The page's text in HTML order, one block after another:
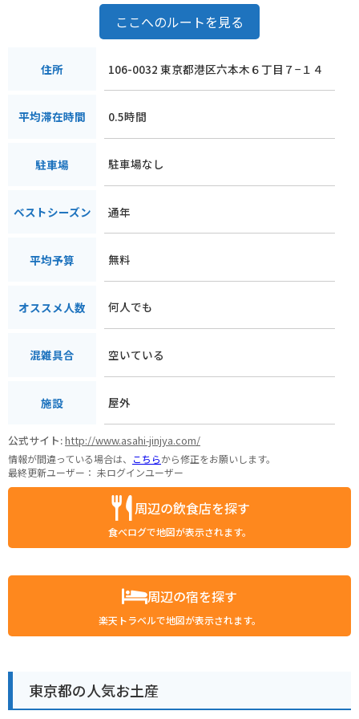
ここへのルートを見る
住所 106-0032 東京都港区六本木６丁目７−１４
平均滞在時間 0.5時間
駐車場 駐車場なし
ベストシーズン 通年
平均予算 無料
オススメ人数 何人でも
混雑具合 空いている
施設 屋外
公式サイト:http://www.asahi-jinjya.com/
情報が間違っている場合は、 こちらから修正をお願いします。
最終更新ユーザー： 未ログインユーザー
周辺の飲食店を探す
食べログで地図が表示されます。
周辺の宿を探す
楽天トラベルで地図が表示されます。
東京都の人気お土産